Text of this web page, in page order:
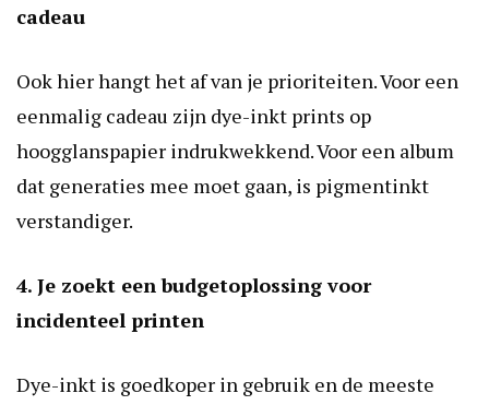
cadeau
Ook hier hangt het af van je prioriteiten. Voor een
eenmalig cadeau zijn dye-inkt prints op
hoogglanspapier indrukwekkend. Voor een album
dat generaties mee moet gaan, is pigmentinkt
verstandiger.
4. Je zoekt een budgetoplossing voor
incidenteel printen
Dye-inkt is goedkoper in gebruik en de meeste